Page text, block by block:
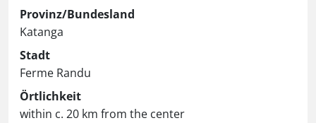
Provinz/Bundesland
Katanga
Stadt
Ferme Randu
Örtlichkeit
within c. 20 km from the center